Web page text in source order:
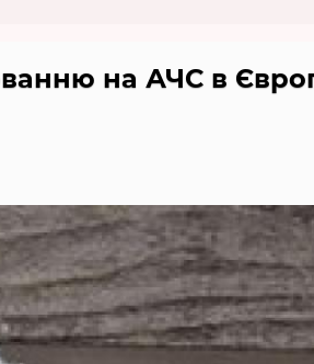
на АЧС в